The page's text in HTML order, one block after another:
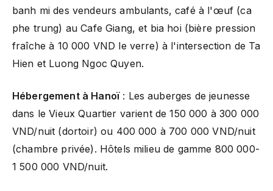
banh mi des vendeurs ambulants, café à l'œuf (ca
phe trung) au Cafe Giang, et bia hoi (bière pression
fraîche à 10 000 VND le verre) à l'intersection de Ta
Hien et Luong Ngoc Quyen.
Hébergement à Hanoï: Les auberges de jeunesse
dans le Vieux Quartier varient de 150 000 à 300 000
VND/nuit (dortoir) ou 400 000 à 700 000 VND/nuit
(chambre privée). Hôtels milieu de gamme 800 000-
1 500 000 VND/nuit.